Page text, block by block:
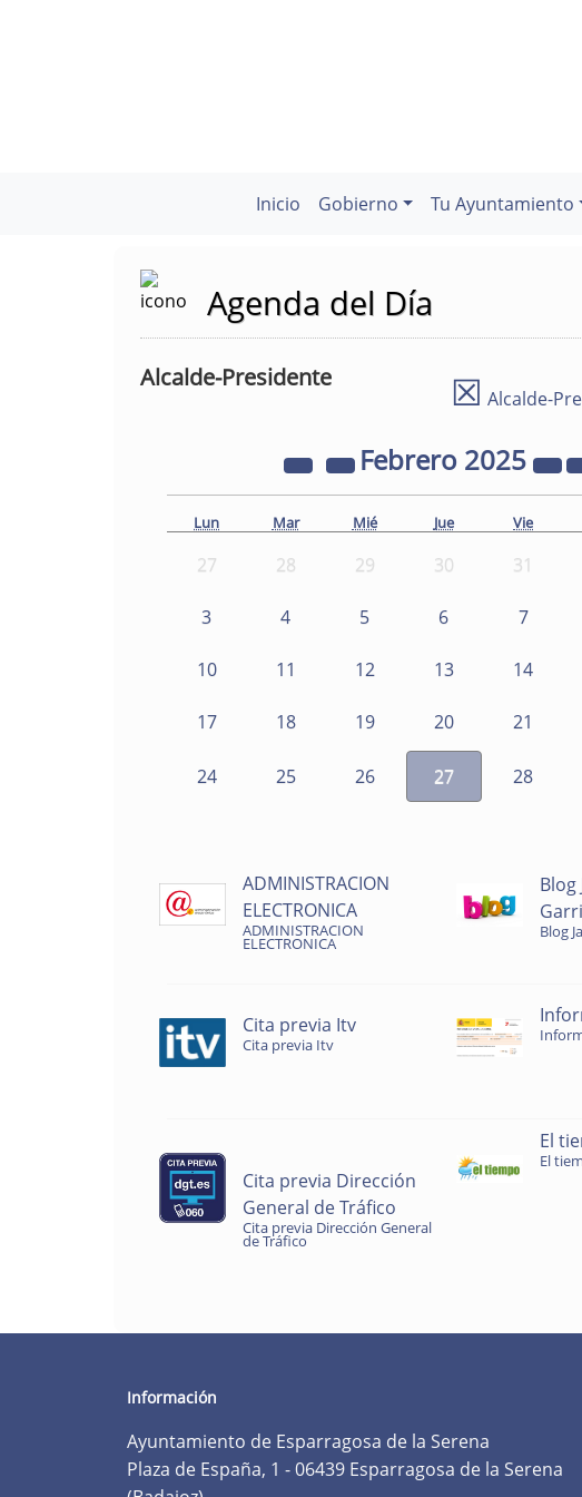
Inicio Gobierno Tu Ayuntamiento
Agenda del Día
Alcalde-Presidente ☒ Alcalde-
Febrero 2025
Lun Mar Mié Jue Vie
27 28 29 30 31
3 4 5 6 7
10 11 12 13 14
17 18 19 20 21
24 25 26 27 28
ADMINISTRACION
ELECTRONICA
ADMINISTRACION
ELECTRONICA
Blog
Blog
Cita previa Itv
Cita previa Itv
Cita previa Dirección
General de Tráfico
Cita previa Dirección General
de Tráfico
El
El
Información
Ayuntamiento de Esparragosa de la Serena
Plaza de España, 1 - 06439 Esparragosa de la Serena